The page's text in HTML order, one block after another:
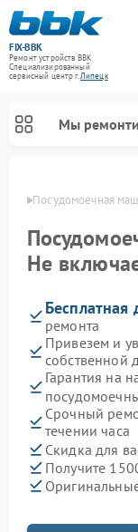
FIX-BBK
Ремонт устройств BBK
Специализированный
cервисный центр г.Липецк
Мы
Посудомоечная
Не
Бесплатная
ремонта
Привезем и
собственной
Гарантия на
Срочный
течении часа
Скидка для
Получите